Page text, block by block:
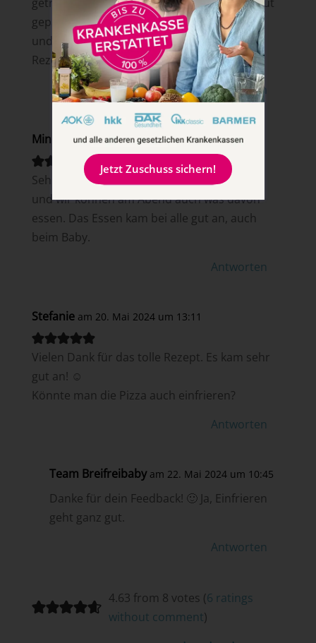
getrocknete Tomaten verwendet-hat sehr gut
gepasst. Hat uns allen sehr gut geschmeckt
und kommt auf jeden Fall in unsere
Rezeptsammlung.
Antworten
Mini am 16. Januar 2021 um 16:00
Sehr lecker! Ich habe das Rezept verdoppelt
und wir können am Abend auch was davon
essen. Das Essen kam bei alle gut an, auch
beim Baby.
Antworten
Stefanie am 20. Mai 2024 um 13:11
Vielen Dank für das tolle Rezept. Es kam sehr
gut an! ☺️
Könnte man die Pizza auch einfrieren?
Antworten
Team Breifreibaby am 22. Mai 2024 um 10:45
Danke für dein Feedback! 🙂 Ja, Einfrieren
geht ganz gut.
Antworten
4.63 from 8 votes (6 ratings
without comment)
Jetzt Zuschuss sichern!